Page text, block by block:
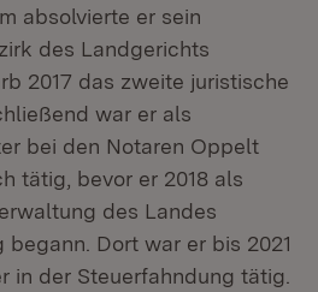
absolvierte er sein
des Landgerichts
2017 das zweite juristische
war er als
bei den Notaren Oppelt
tätig, bevor er 2018 als
des Landes
Dort war er bis 2021
in der Steuerfahndung tätig.